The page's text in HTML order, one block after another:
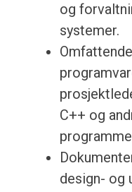
og
systemer.
C++ og
design- og